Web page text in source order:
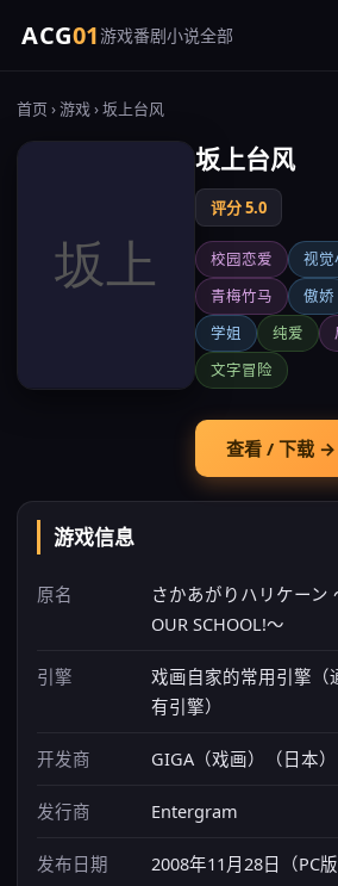
ACG01游戏番剧小说全部
首页 ›游戏› 坂上台风
坂上台风
评分 5.0
校园恋爱 视觉
青梅竹马
傲娇
学姐
纯爱
文字冒险
查看 / 下载 →
游戏信息
原名
さかあがりハリケーン
OUR SCHOOL!～
引擎
戏画自家的常用引擎（
有引擎）
开发商 GIGA（戏画）（日本）
发行商 Entergram
发布日期 2008年11月28日（PC版